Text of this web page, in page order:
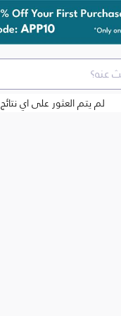
عنه؟
لم يتم العثور على اي نتائج